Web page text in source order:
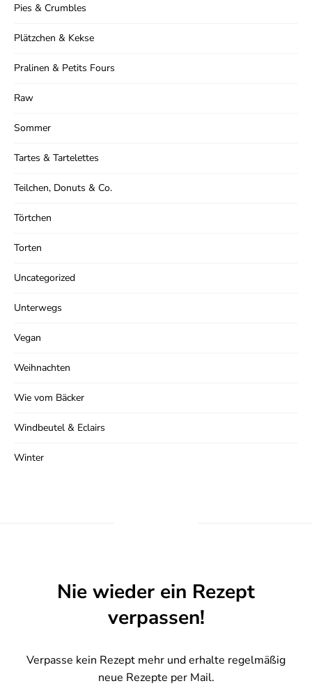
Pies & Crumbles
Plätzchen & Kekse
Pralinen & Petits Fours
Raw
Sommer
Tartes & Tartelettes
Teilchen, Donuts & Co.
Törtchen
Torten
Uncategorized
Unterwegs
Vegan
Weihnachten
Wie vom Bäcker
Windbeutel & Eclairs
Winter
Nie wieder ein Rezept
verpassen!
Verpasse kein Rezept mehr und erhalte regelmäßig
neue Rezepte per Mail.